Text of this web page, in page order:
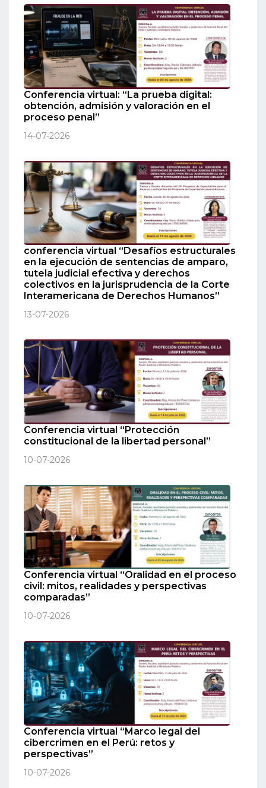
Conferencia virtual: “La prueba digital:
obtención, admisión y valoración en el
proceso penal”
14-07-2026
conferencia virtual “Desafíos estructurales
en la ejecución de sentencias de amparo,
tutela judicial efectiva y derechos
colectivos en la jurisprudencia de la Corte
Interamericana de Derechos Humanos”
13-07-2026
Conferencia virtual “Protección
constitucional de la libertad personal”
10-07-2026
Conferencia virtual “Oralidad en el proceso
civil: mitos, realidades y perspectivas
comparadas”
10-07-2026
Conferencia virtual “Marco legal del
cibercrimen en el Perú: retos y
perspectivas”
10-07-2026